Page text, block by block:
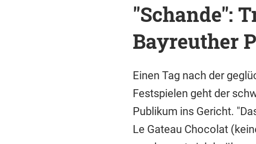
"Schande":
Bayreuther
Einen Tag nach der
Festspielen geht der
Publikum ins Gericht.
Le Gateau Chocolat